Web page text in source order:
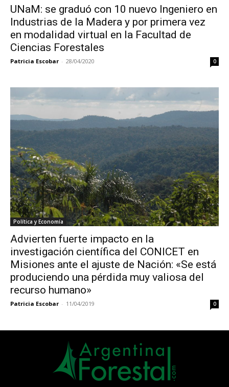
UNaM: se graduó con 10 nuevo Ingeniero en
Industrias de la Madera y por primera vez
en modalidad virtual en la Facultad de
Ciencias Forestales
Patricia Escobar - 28/04/2020 0
Política y Economía
Advierten fuerte impacto en la
investigación científica del CONICET en
Misiones ante el ajuste de Nación: «Se está
produciendo una pérdida muy valiosa del
recurso humano»
Patricia Escobar - 11/04/2019 0